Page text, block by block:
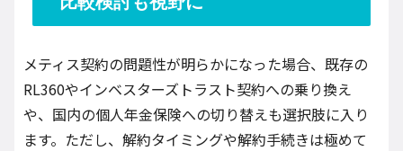
メティス契約の問題性が明らかになった場合、既存の
RL360やインベスターズトラスト契約への乗り換え
や、国内の個人年金保険への切り替えも選択肢に入り
ます。ただし、解約タイミングや解約手続きは極めて